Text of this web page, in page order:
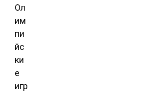
Ол
им
пи
йс
ки
е
игр